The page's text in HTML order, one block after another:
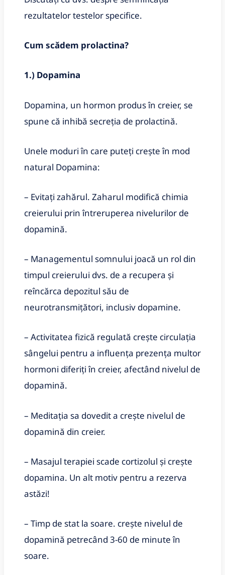
rezultatelor testelor specifice.
Cum scădem prolactina?
1.) Dopamina
Dopamina, un hormon produs în creier, se
spune că inhibă secreția de prolactină.
Unele moduri în care puteți crește în mod
natural Dopamina:
– Evitați zahărul. Zaharul modifică chimia
creierului prin întreruperea nivelurilor de
dopamină.
– Managementul somnului joacă un rol din
timpul creierului dvs. de a recupera și
reîncărca depozitul său de
neurotransmițători, inclusiv dopamine.
– Activitatea fizică regulată crește circulația
sângelui pentru a influența prezența multor
hormoni diferiți în creier, afectând nivelul de
dopamină.
– Meditația sa dovedit a crește nivelul de
dopamină din creier.
– Masajul terapiei scade cortizolul și crește
dopamina. Un alt motiv pentru a rezerva
astăzi!
– Timp de stat la soare. crește nivelul de
dopamină petrecând 3-60 de minute în
soare.